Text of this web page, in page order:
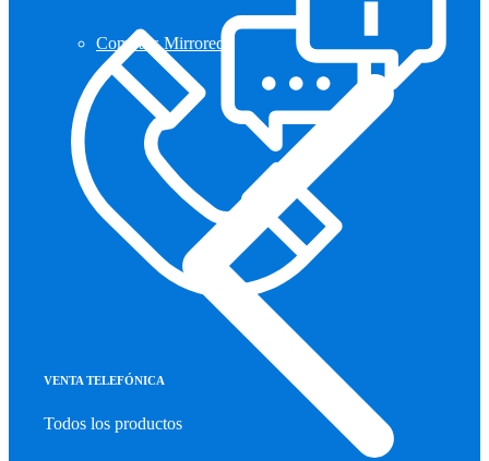
Compass Mirrored
VENTA TELEFÓNICA
Todos los productos